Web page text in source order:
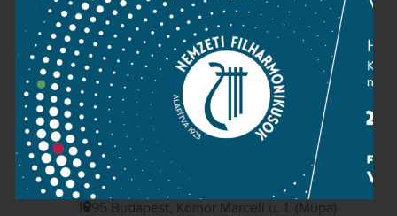
NEMZETI
FILHARMONIKUSOK
1095 Budapest, Komor Marcell u. 1. (Müpa)